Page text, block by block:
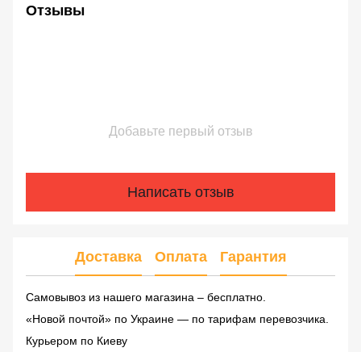
Отзывы
Добавьте первый отзыв
Написать отзыв
Доставка Оплата Гарантия
Самовывоз из нашего магазина – бесплатно.
«Новой почтой» по Украине — по тарифам перевозчика.
Курьером по Киеву